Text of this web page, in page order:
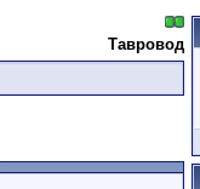
Тавровод